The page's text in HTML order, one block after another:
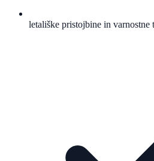
letališke pristojbine in varnostne